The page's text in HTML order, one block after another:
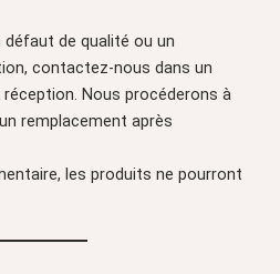
de qualité ou un
contactez-nous dans un
réception. Nous procéderons à
remplacement après
les produits ne pourront